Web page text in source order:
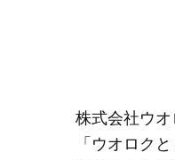
株式会社ウ
「ウオロク